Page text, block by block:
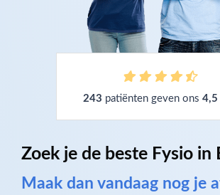
243 patiënten geven ons
Zoek je de beste Fysio in
Maak dan vandaag nog je